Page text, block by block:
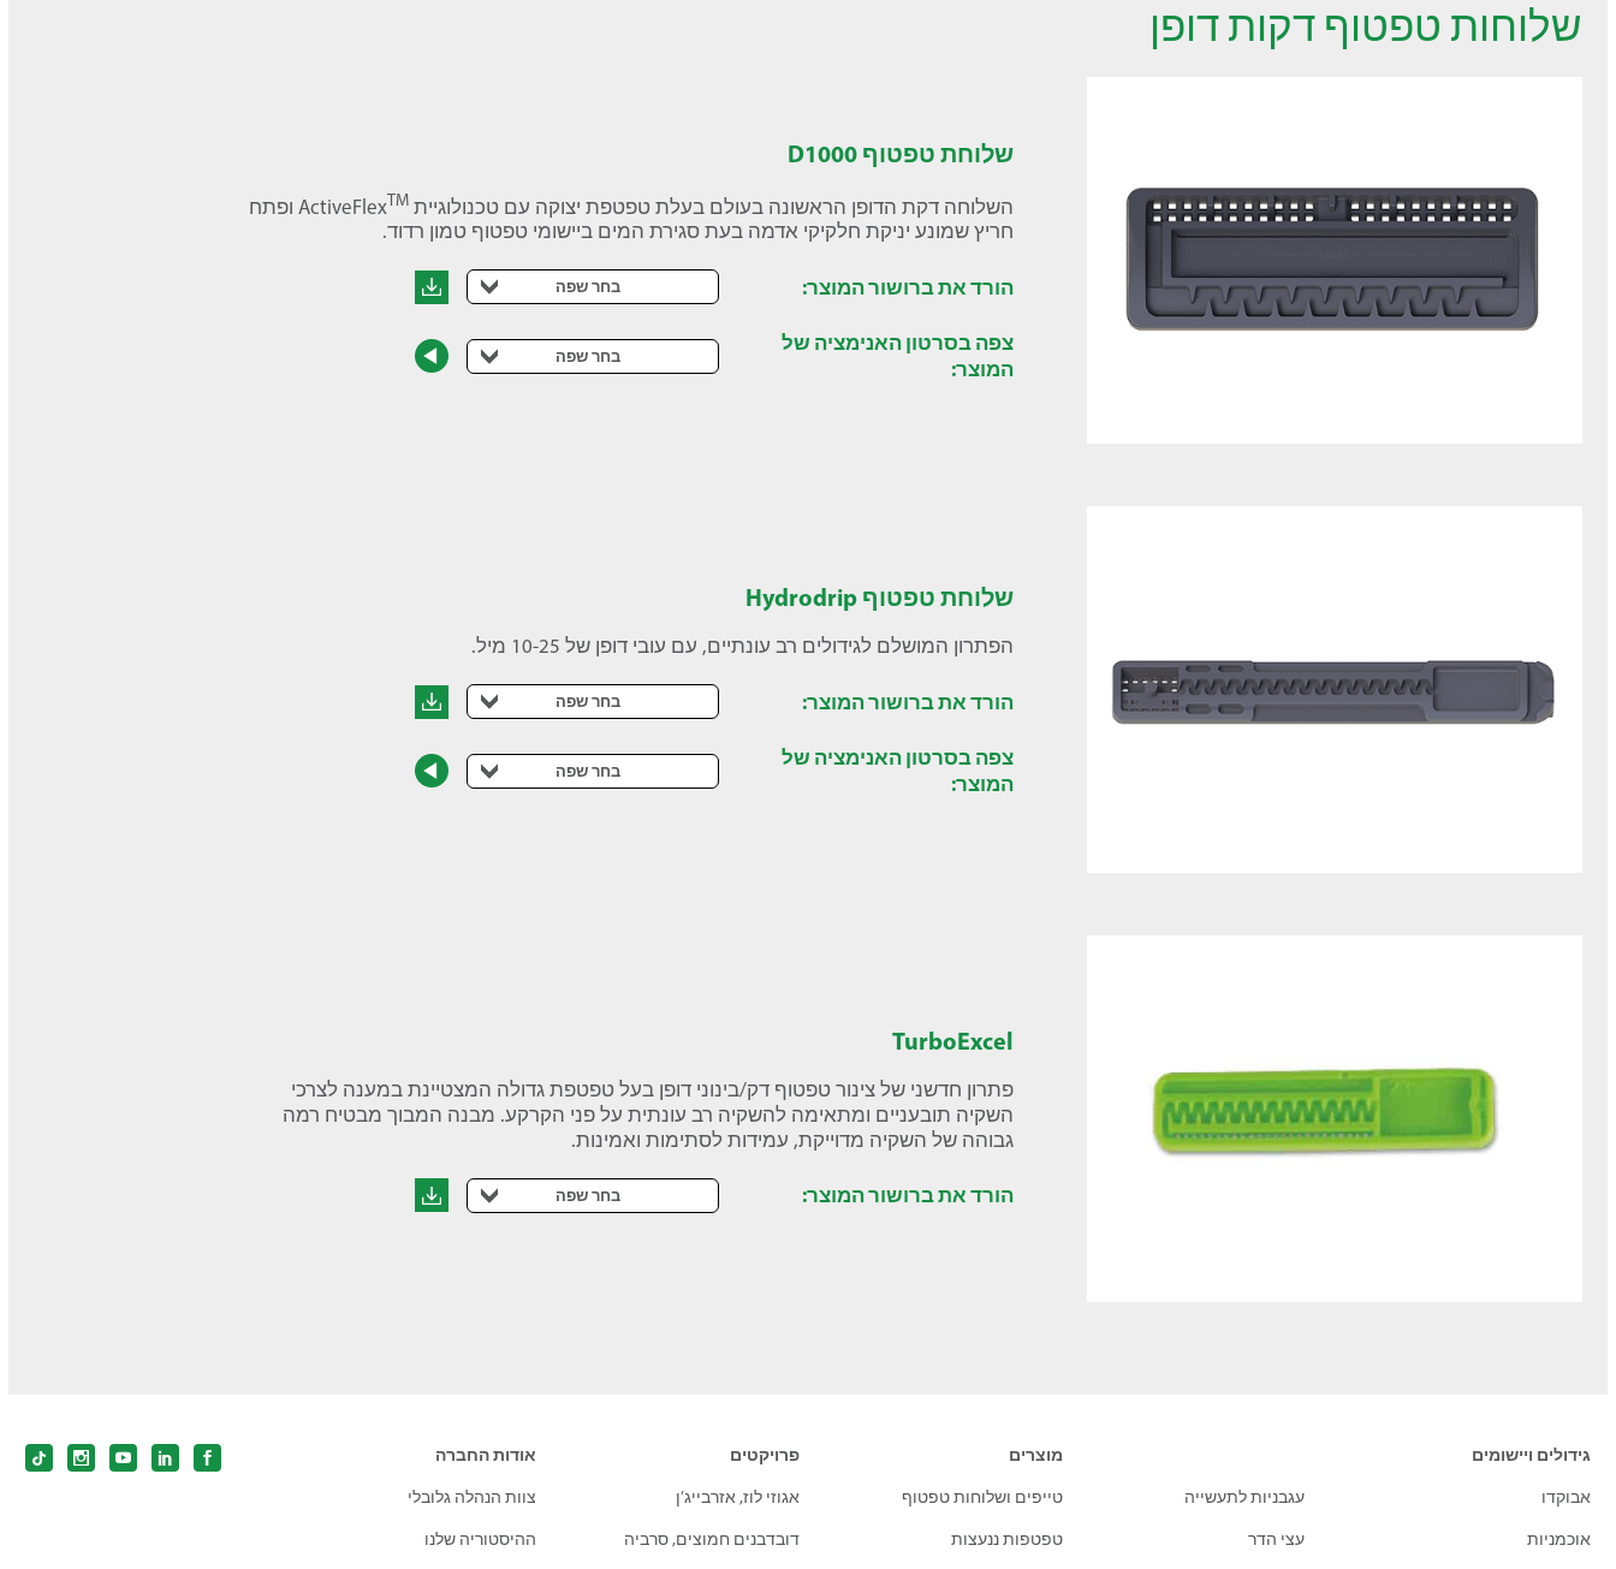
שלוחות טפטוף דקות דופן
שלוחת טפטוף D1000
השלוחה דקת הדופן הראשונה בעולם בעלת טפטפת יצוקה עם טכנולוגיית ActiveFlexTM
ופתח
חריץ שמונע יניקת חלקיקי אדמה בעת סגירת המים ביישומי טפטוף טמון רדוד.
הורד את ברושור המוצר: בחר שפה
צפה בסרטון האנימציה של
המוצר:
בחר שפה
שלוחת טפטוף Hydrodrip
הפתרון המושלם לגידולים רב עונתיים, עם עובי דופן של 10-25 מיל.
הורד את ברושור המוצר: בחר שפה
צפה בסרטון האנימציה של
המוצר:
בחר שפה
TurboExcel
פתרון חדשני של צינור טפטוף דק/בינוני דופן בעל טפטפת גדולה המצטיינת במענה לצרכי
השקיה תובעניים ומתאימה להשקיה רב עונתית על פני הקרקע. מבנה המבוך מבטיח רמה
גבוהה של השקיה מדוייקת, עמידות לסתימות ואמינות.
הורד את ברושור המוצר: בחר שפה
גידולים ויישומים
אבוקדו
אוכמניות
עגבניות לתעשייה
עצי הדר
מוצרים
טייפים ושלוחות טפטוף
טפטפות ננעצות
פרויקטים
אגוזי לוז, אזרבייג’ן
דובדבנים חמוצים, סרביה
אודות החברה
צוות הנהלה גלובלי
ההיסטוריה שלנו